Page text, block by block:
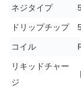
ネジタイプ
ドリップチップ
コイル
リキッドチャー
ジ